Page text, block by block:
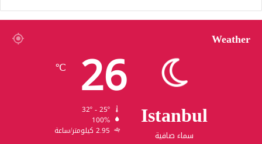
Weather
Istanbul
سماء صافية
26
℃
100%
2.95 كيلومتر/ساعة